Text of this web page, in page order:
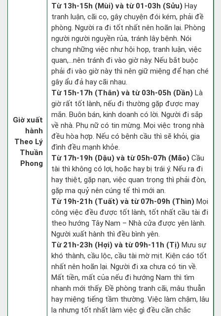
Giờ xuất
hành
Theo Lý
Thuần
Phong
Từ 13h-15h (Mùi) và từ 01-03h (Sửu) Hay
tranh luận, cãi cọ, gây chuyện đói kém, phải đề
phòng. Người ra đi tốt nhất nên hoãn lại. Phòng
người người nguyền rủa, tránh lây bệnh. Nói
chung những việc như hội họp, tranh luận, việc
quan,…nên tránh đi vào giờ này. Nếu bắt buộc
phải đi vào giờ này thì nên giữ miệng để hạn ché
gây ẩu đả hay cãi nhau.
Từ 15h-17h (Thân) và từ 03h-05h (Dần) Là
giờ rất tốt lành, nếu đi thường gặp được may
mắn. Buôn bán, kinh doanh có lời. Người đi sắp
về nhà. Phụ nữ có tin mừng. Mọi việc trong nhà
đều hòa hợp. Nếu có bệnh cầu thì sẽ khỏi, gia
đình đều mạnh khỏe.
Từ 17h-19h (Dậu) và từ 05h-07h (Mão) Cầu
tài thì không có lợi, hoặc hay bị trái ý. Nếu ra đi
hay thiệt, gặp nạn, việc quan trọng thì phải đòn,
gặp ma quỷ nên cúng tế thì mới an.
Từ 19h-21h (Tuất) và từ 07h-09h (Thìn) Mọi
công việc đều được tốt lành, tốt nhất cầu tài đi
theo hướng Tây Nam – Nhà cửa được yên lành.
Người xuất hành thì đều bình yên.
Từ 21h-23h (Hợi) và từ 09h-11h (Tị) Mưu sự
khó thành, cầu lộc, cầu tài mờ mịt. Kiện cáo tốt
nhất nên hoãn lại. Người đi xa chưa có tin về.
Mất tiền, mất của nếu đi hướng Nam thì tìm
nhanh mới thấy. Đề phòng tranh cãi, mâu thuẫn
hay miệng tiếng tầm thường. Việc làm chậm, lâu
la nhưng tốt nhất làm việc gì đều cần chắc